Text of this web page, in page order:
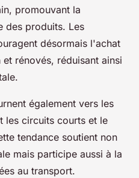
promouvant la
des produits. Les
désormais l'achat
rénovés, réduisant ainsi
également vers les
les circuits courts et le
tendance soutient non
mais participe aussi à la
au transport.